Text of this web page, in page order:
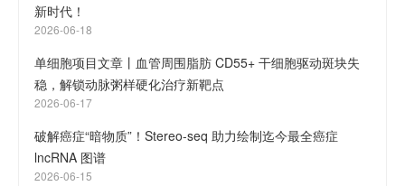
新时代！
2026-06-18
单细胞项目文章丨血管周围脂肪 CD55+ 干细胞驱动斑块失
稳，解锁动脉粥样硬化治疗新靶点
2026-06-17
破解癌症“暗物质”！Stereo-seq 助力绘制迄今最全癌症
lncRNA 图谱
2026-06-15